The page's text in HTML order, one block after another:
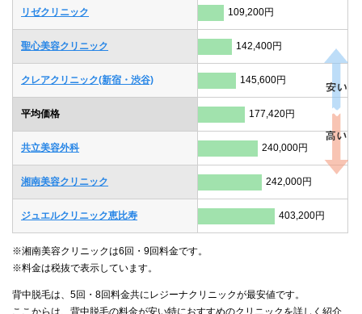
リゼクリニック 109,200円
聖心美容クリニック 142,400円
クレアクリニック(新宿・渋谷) 145,600円
平均価格 177,420円
共立美容外科 240,000円
湘南美容クリニック 242,000円
ジュエルクリニック恵比寿 403,200円
※湘南美容クリニックは6回・9回料金です。
※料金は税抜で表示しています。
背中脱毛は、5回・8回料金共にレジーナクリニックが最安値です。
ここからは、背中脱毛の料金が安い特におすすめのクリニックを詳しく紹介